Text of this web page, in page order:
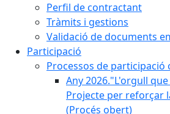
Perfil de contractant
Tràmits i gestions
Validació de documents
Participació
Processos de participació
Any 2026."L'orgull
Projecte per reforçar
(Procés obert)